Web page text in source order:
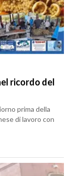
ricordo del
prima della
di lavoro con